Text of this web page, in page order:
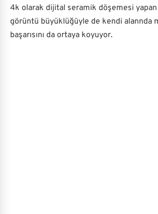
4k olarak dijital seramik döşemesi
görüntü büyüklüğüyle de kendi alannda
başarısını da ortaya koyuyor.